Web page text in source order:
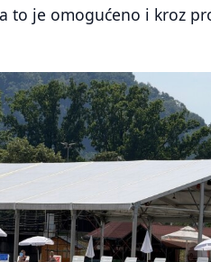
to je omogućeno i kroz